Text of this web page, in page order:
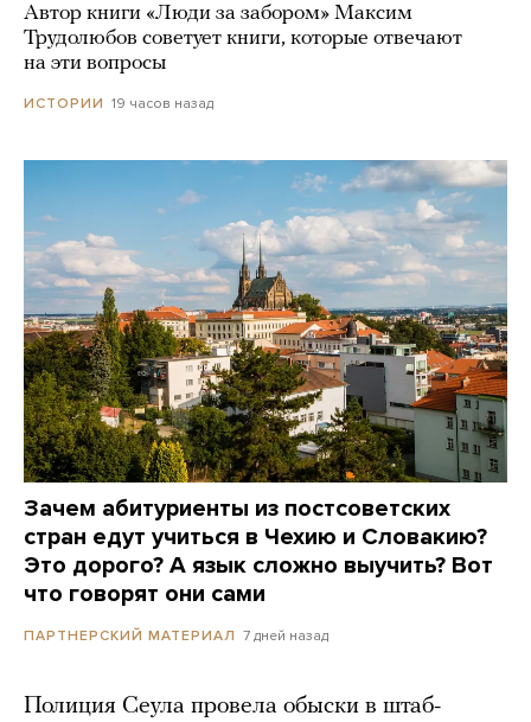
Автор книги «Люди за забором» Максим
Трудолюбов советует книги, которые отвечают
на эти вопросы
ИСТОРИИ 19 часов назад
Зачем абитуриенты из постсоветских
стран едут учиться в Чехию и Словакию?
Это дорого? А язык сложно выучить? Вот
что говорят они сами
ПАРТНЕРСКИЙ МАТЕРИАЛ 7 дней назад
Полиция Сеула провела обыски в штаб-